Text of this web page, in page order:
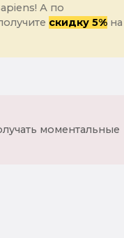
А по
скидку 5%на
моментальные